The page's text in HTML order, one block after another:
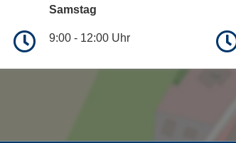
Samstag
9:00 - 12:00 Uhr